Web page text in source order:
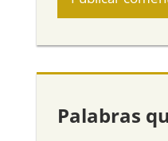
Palabras